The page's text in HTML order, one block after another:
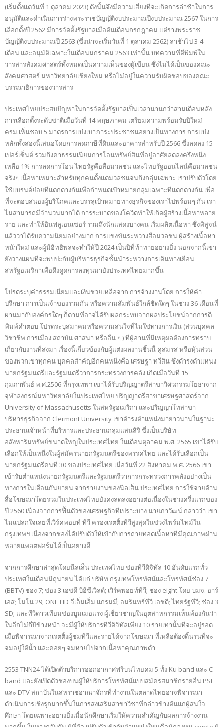
(เริ่มตั้งแต่วันที่ 1 ตุลาคม 2023) ดังนั้นจึงมีความเสี่ยงที่จะเกิดการล่าช้าในการ
อนุมัติและดำเนินการร่างพระราชบัญญัติงบประมาณปีงบประมาณ 2567 ในการ
เลือกตั้งปี 2562 มีการจัดตั้งรัฐบาลเมื่อต้นเดือนกรกฎาคม แต่ร่างพระราช
บัญญัติงบประมาณปี 2563 (ซึ่งน่าจะเริ่มวันที่ 1 ตุลาคม 2562) ล่าช้าไป 3-4
เดือน และอนุมัติเฉพาะในเดือนมกราคม 2563 เท่านั้น บทความที่ตีพิมพ์ใน
วารสารสังคมศาสตร์ทั้งหมดเป็นความเห็นของผู้เขียน ซึ่งไม่ได้เป็นของคณะ
สังคมศาสตร์ มหาวิทยาลัยเชียงใหม่ หรือไม่อยู่ในความรับผิดชอบของคณะ
บรรณาธิการของวารสาร
ประเทศไทยประสบปัญหาในการจัดตั้งรัฐบาลเป็นเวลานานกว่าสามเดือนหลัง
การเลือกตั้งระดับชาติเมื่อวันที่ 14 พฤษภาคม เตรียมความพร้อมรับปีใหม่
ครม.เห็นชอบ 5 มาตรการแบ่งเบาภาระประชาชนอย่างเป็นทางการ การแบ่ง
หลักทั้งสองนี้เสนอโดยการลดภาษีที่ดินและอาคารสำหรับปี 2566 ซึ่งลดลง 15
เปอร์เซ็นต์ รวมถึงค่าธรรมเนียมการโอนทรัพย์สินที่อยู่อาศัยลดลงครึ่งหนึ่ง
เหลือ 1% การลดการโอน ไทยรัฐคือสื่อมวลชน และไทยรัฐออนไลน์คือมวลชน
จริงๆ เนื้อหาเหมาะสำหรับทุกคนตั้งแต่มวลชนจนถึงกลุ่มเฉพาะ เราปรับตัวโดย
ใช้แบรนด์ย่อยที่แตกต่างกันเพื่อกำหนดเป้าหมายกลุ่มเฉพาะที่แตกต่างกัน เพื่อ
ที่จะตอบสนองผู้บริโภคและบรรลุเป้าหมายทางธุรกิจของเราไปพร้อมๆ กัน เรา
ไม่สามารถมีจำนวนมากได้ การระบาดของโควิดทำให้เกิดผู้สร้างเนื้อหาหลาย
ราย และทำให้อินฟลูเอนเซอร์ รวมถึงนักแสดงบางคน เริ่มผลิตเนื้อหา ซึ่งพิสูจน์
แล้วว่าได้รับความนิยมอย่างมาก การแข่งขันระหว่างสื่อมวลชน ผู้สร้างเนื้อหา
หน้าใหม่ และผู้มีอิทธิพลจะทำให้ปี 2024 เป็นปีที่ท้าทายอย่างยิ่ง นอกจากนี้เขา
ยังวางแผนที่จะพบปะกับผู้บริหารธุรกิจชั้นนำระหว่างการเดินทางเยือน
สหรัฐอเมริกาเพื่อดึงดูดการลงทุนมายังประเทศไทยมากขึ้น
โปรดระบุค่าธรรมเนียมและเงินช่วยเหลือจาก การจ้างงานโดย การให้คำ
ปรึกษา การเป็นเจ้าของร่วมกัน หรือความสัมพันธ์ใกล้ชิดใดๆ ในช่วง 36 เดือนที่
ผ่านมากับองค์กรใดๆ ก็ตามที่อาจได้รับผลกระทบจากผลประโยชน์จากการตี
พิมพ์คำตอบ โปรดระบุสมาคมหรือความสนใจที่ไม่ใช่ทางการเงิน (ส่วนบุคคล
วิชาชีพ การเมือง สถาบัน ศาสนา หรืออื่น ๆ ) ที่ผู้อ่านที่มีเหตุผลต้องการทราบ
เกี่ยวกับงานที่ส่งมา เรื่องนี้เกี่ยวข้องกับผู้แต่งผลงานชิ้นนี้ คู่สมรส หรือหุ้นส่วน
ของพวกเขาทุกคน บุคคลสำคัญอีกคนหนึ่งคือ เศรษฐา ทวีสิน ซึ่งดำรงตำแหน่ง
นายกรัฐมนตรีและรัฐมนตรีว่าการกระทรวงการคลัง เกิดเมื่อวันที่ 15
กุมภาพันธ์ พ.ศ.2506 ที่กรุงเทพฯ เขาได้รับปริญญาตรีสาขาวิศวกรรมโยธาจาก
จุฬาลงกรณ์มหาวิทยาลัยในประเทศไทย ปริญญาตรีสาขาเศรษฐศาสตร์จาก
University of Massachusetts ในสหรัฐอเมริกา และปริญญาโทสาขา
บริหารธุรกิจจาก Clermont University เขาดำรงตำแหน่งมายาวนานในฐานะ
ประธานเจ้าหน้าที่บริหารและประธานกลุ่มแสนสิริ ซึ่งเป็นบริษัท
อสังหาริมทรัพย์ขนาดใหญ่ในประเทศไทย ในเดือนตุลาคม พ.ศ. 2565 เขาได้รับ
เลือกให้เป็นหนึ่งในผู้สมัครนายกรัฐมนตรีของพรรคไทย และได้รับเลือกเป็น
นายกรัฐมนตรีคนที่ 30 ของประเทศไทย เมื่อวันที่ 22 สิงหาคม พ.ศ. 2566 เขา
เข้ารับตำแหน่งนายกรัฐมนตรีและรัฐมนตรีว่าการกระทรวงการคลังอย่างเป็น
ทางการในเดือนกันยายน จากรายงานของนีลเส็น ประเทศไทย การใช้จ่ายด้าน
สื่อโฆษณาโดยรวมในประเทศไทยยังคงลดลงอย่างต่อเนื่องในช่วงครึ่งแรกของ
ปี 2560 เนื่องจากการฟื้นตัวของเศรษฐกิจที่เปราะบาง นายภาวัฒน์ กล่าวว่า เขา
ไม่แปลกใจเลยที่เวิร์คพอยท์ ทีวี ครองเรตติ้งทีวีสูงสุดในช่วงไพร์มไทม์ใน
กรุงเทพฯ เนื่องจากช่องได้ปรับตัวให้เข้ากับการถ่ายทอดเนื้อหาที่มีคุณภาพผ่าน
หลายแพลตฟอร์มได้เป็นอย่างดี
จากการศึกษาล่าสุดโดยนีลเส็น ประเทศไทย ช่องทีวีดิจิทัล 10 อันดับแรกทั่ว
ประเทศในเดือนมิถุนายน ได้แก่ บริษัท กรุงเทพโทรทัศน์และโทรทัศน์ช่อง 7
(BBTV) ช่อง 7; ช่อง 3 เอชดี บีอีซีเวิลด์; เวิร์คพอยท์ทีวี; ช่อง eight โดย บมจ. อาร์
เอส; โมโน 29; ONE HD จีเอ็มเอ็ม แกรมมี่; อมรินทร์ทีวี เอชดี; ไทยรัฐทีวี; ช่อง 3
SD; และทีวีดาวเทียมช่องบูมเมอแรง ผู้เชี่ยวชาญในอุตสาหกรรมเห็นพ้องกันว่า
ในอีกไม่กี่ปีข้างหน้า จะมีผู้ให้บริการทีวีดิจิทัลเพียง 10 รายเท่านั้นที่จะอยู่รอด
เมื่อพิจารณาจากเรตติ้งผู้ชมทีวีและรายได้จากโฆษณา ที่เหลือต้องดิ้นรนที่จะ
จมอยู่ใต้น้ำ และค่อยๆ จมหายไปจากเนื้อหาคุณภาพต่ำ
2553 TNN24 ได้เปิดตัวบริการออกอากาศฟรีบนไทยคม 5 ทั้ง Ku band และ C
band และยังเปิดตัวช่องบนผู้ให้บริการโทรทัศน์แบบสมัครสมาชิกรายอื่น PSI
และ DTV สถาบันในสหราชอาณาจักรที่ทำงานในตลาดไทยอาจพิจารณา
ดำเนินการเชิงรุกมากขึ้นในการส่งเสริมสาขาวิชาที่กล่าวข้างต้นแก่ผู้สนใจ
ศึกษา โดยเฉพาะอย่างยิ่งเมื่อนักศึกษาเริ่มให้ความสำคัญกับผลการจ้างงาน